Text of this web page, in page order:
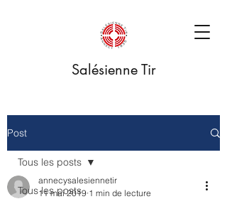
Salésienne Tir
Post
Tous les posts
Tous les posts
annecysalesiennetir
11 mai 2019 1 min de lecture